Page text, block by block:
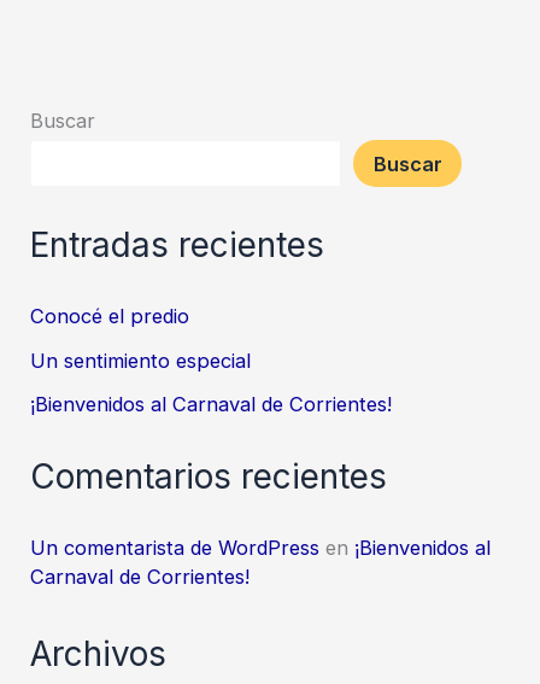
Buscar
Buscar
Entradas recientes
Conocé el predio
Un sentimiento especial
¡Bienvenidos al Carnaval de Corrientes!
Comentarios recientes
Un comentarista de WordPress en ¡Bienvenidos al
Carnaval de Corrientes!
Archivos